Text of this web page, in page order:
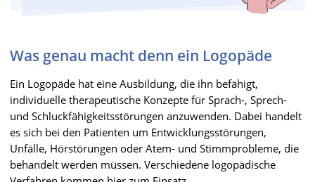
Was genau macht denn ein Logopäde
Ein Logopäde hat eine Ausbildung, die ihn befähigt,
individuelle therapeutische Konzepte für Sprach-, Sprech-
und Schluckfähigkeitsstörungen anzuwenden. Dabei handelt
es sich bei den Patienten um Entwicklungsstörungen,
Unfälle, Hörstörungen oder Atem- und Stimmprobleme, die
behandelt werden müssen. Verschiedene logopädische